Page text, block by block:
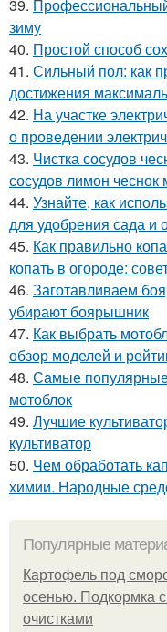
39.
зиму
40. Простой способ
41. Сильный пол: как
достижения
42. На участке
о проведении
43. Чистка сосудов
сосудов лимон чеснок
44. Узнайте, как
для удобрения сада и
45. Как правильно
копать в огороде:
46. Заготавливаем
убирают боярышник
47. Как выбрать
обзор моделей и
48. Самые
мотоблок
49. Лучшие
культиватор
50. Чем обработать
химии. Народные
Популярные
Картофель под
осенью. Подкормка
очистками